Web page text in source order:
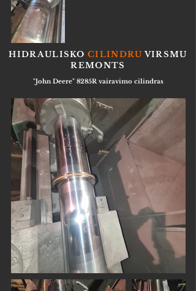
HIDRAULISKOCILINDRUVIRSMU
REMONTS
"John Deere" 8285R vairavimo cilindras